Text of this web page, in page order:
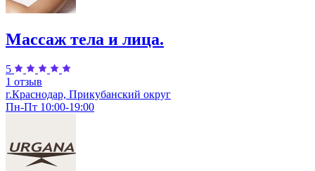
Массаж тела и лица.
5
1 отзыв
г.Краснодар, Прикубанский округ
Пн-Пт 10:00-19:00